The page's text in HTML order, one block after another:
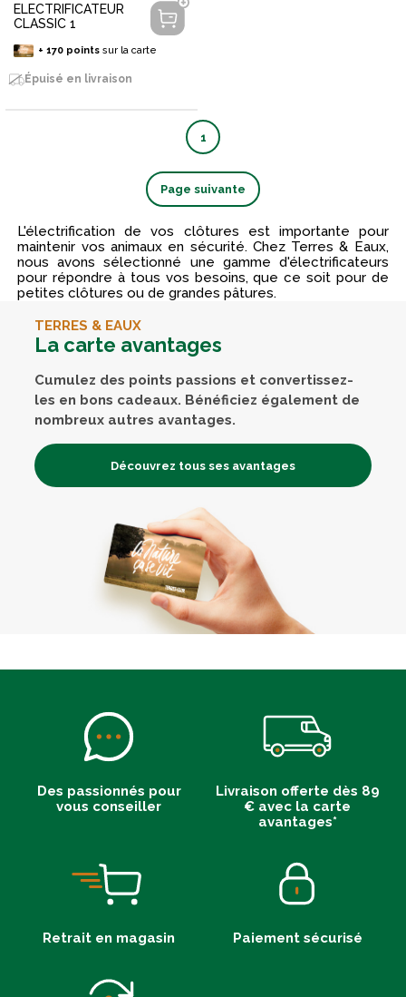
ELECTRIFICATEUR
CLASSIC 1
+ 170pointssur la carte
Épuisé en livraison
1
Page suivante
L'électrification de vos clôtures est importante pour
maintenir vos animaux en sécurité. Chez Terres & Eaux,
nous avons sélectionné une gamme d'électrificateurs
pour répondre à tous vos besoins, que ce soit pour de
petites clôtures ou de grandes pâtures.
TERRES & EAUX
La carte avantages
Cumulez des points passions et convertissez-
les en bons cadeaux. Bénéficiez également de
nombreux autres avantages.
Découvrez tous ses avantages
Des passionnés pour
vous conseiller
Livraison offerte dès 89
€ avec la carte
avantages*
Retrait en magasin Paiement sécurisé